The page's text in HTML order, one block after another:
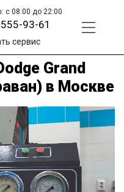
с 08:00 до 22:00
93-61
сервис
Grand
в Москве